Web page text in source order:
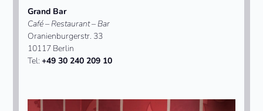
Grand Bar
Café – Restaurant – Bar
Oranienburgerstr. 33
10117 Berlin
Tel:+49 30 240 209 10